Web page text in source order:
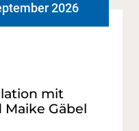
2026
mit
Gäbel